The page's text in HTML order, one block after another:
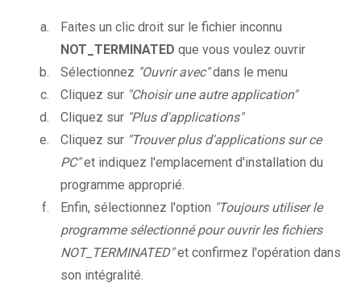
Faites un clic droit sur le fichier inconnu
NOT_TERMINATED que vous voulez ouvrir
Sélectionnez "Ouvrir avec"dans le menu
Cliquez sur "Choisir une autre application"
Cliquez sur "Plus d'applications"
Cliquez sur "Trouver plus d'applications sur ce
PC"et indiquez l'emplacement d'installation du
programme approprié.
Enfin, sélectionnez l'option "Toujours utiliser le
programme sélectionné pour ouvrir les fichiers
NOT_TERMINATED"et confirmez l'opération dans
son intégralité.